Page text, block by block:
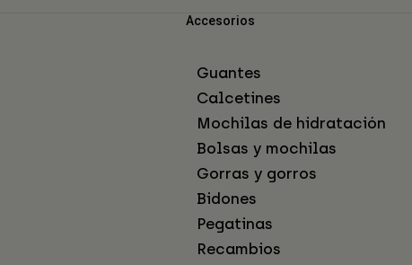
Accesorios
Guantes
Calcetines
Mochilas de hidratación
Bolsas y mochilas
Gorras y gorros
Bidones
Pegatinas
Recambios